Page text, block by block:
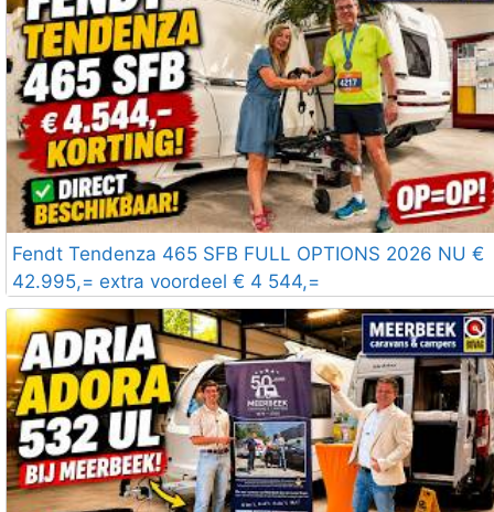
Fendt Tendenza 465 SFB FULL OPTIONS 2026 NU €
42.995,= extra voordeel € 4 544,=